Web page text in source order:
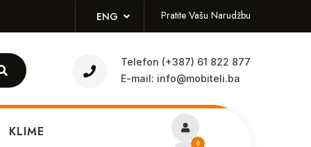
ENG Pratite Vašu Narudžbu
Telefon (+387) 61 822 877
E-mail: info@mobiteli.ba
KLIME
0